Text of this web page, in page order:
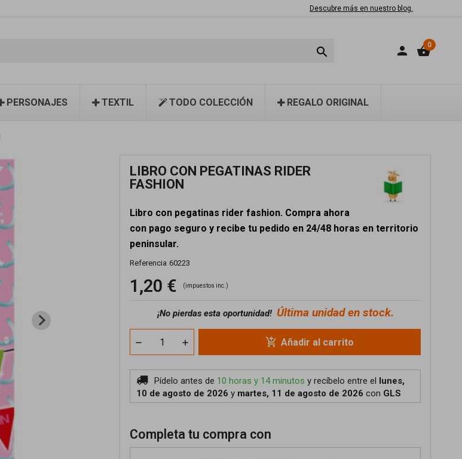
Descubre más en nuestro blog.
 person shopping_basket0
PERSONAJES TEXTIL TODO COLECCIÓN REGALO ORIGINAL
LIBRO CON PEGATINAS RIDER
FASHION
Libro con pegatinas rider fashion. Compra ahora
con pago seguro y recibe tu pedido en 24/48 horas en territorio
peninsular.
Referencia 60223
1,20 € (impuestos inc.)
¡No pierdas esta oportunidad! Última unidad en stock.
add_shopping_cart Añadir al carrito
Pídelo antes de 10 horas y 14 minutos y recíbeloentre el lunes,
10 de agosto de 2026 y martes, 11 de agosto de 2026 con GLS
Completa tu compra con